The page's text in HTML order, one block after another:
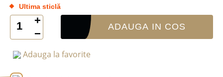
Ultima sticlă
+
−
ADAUGA IN COS
Adauga la favorite